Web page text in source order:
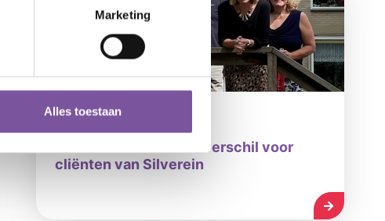
Marketing
Alles toestaan
09-07-2026
Samen maken we het verschil voor
cliënten van Silverein
LEES